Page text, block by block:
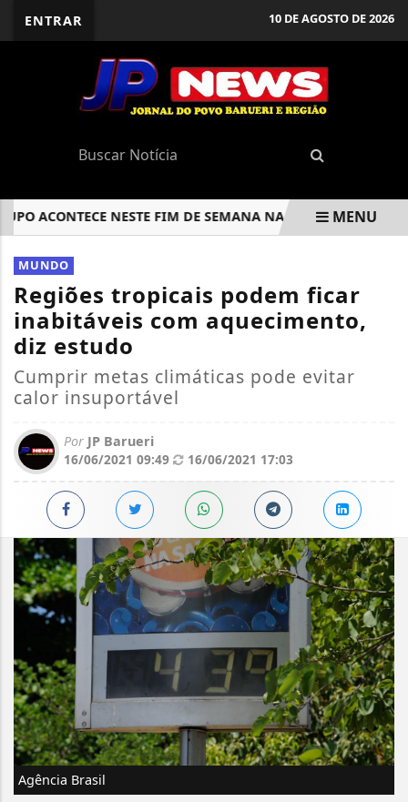
ENTRAR 10 DE AGOSTO DE 2026
NESTE FIM DE SEMANA NA PRAÇA DAS ARTES
EM ALTA
MENU
MUNDO
Regiões tropicais podem ficar
inabitáveis com aquecimento,
diz estudo
Cumprir metas climáticas pode evitar
calor insuportável
Por JP Barueri
16/06/2021 09:49
16/06/2021 17:03
Agência Brasil